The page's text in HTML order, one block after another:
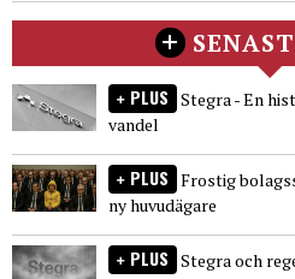
PLUS Stegra - En
vandel
PLUS Frostig
ny huvudägare
PLUS Stegra och